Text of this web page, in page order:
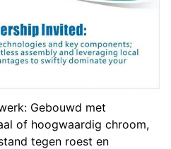
Gebouwd met
of hoogwaardig chroom,
tegen roest en